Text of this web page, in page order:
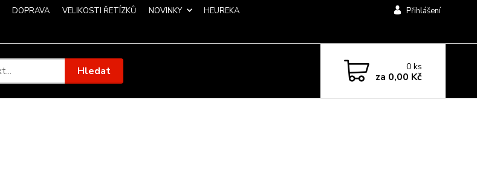
DOPRAVA VELIKOSTI ŘETÍZKŮ NOVINKY
HEUREKA
Přihlášení
Hledat 0ks
za 0,00 Kč